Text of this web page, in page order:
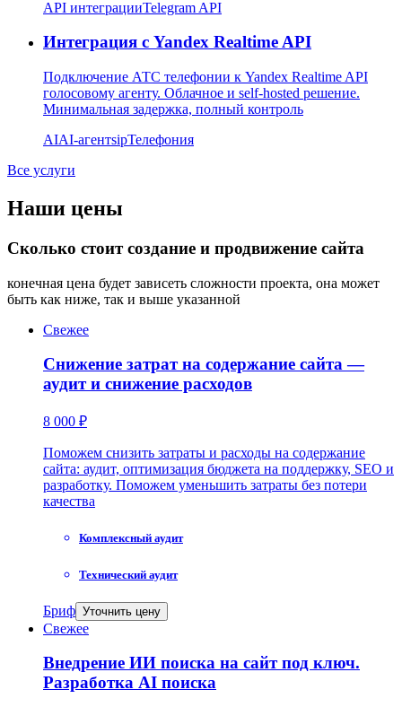
API интеграцииTelegram API
Интеграция с Yandex Realtime API
Подключение АТС телефонии к Yandex Realtime API
голосовому агенту. Облачное и self-hosted решение.
Минимальная задержка, полный контроль
AIAI-агентsipТелефония
Все услуги
Наши цены
Сколько стоит создание и продвижение сайта
конечная цена будет зависеть сложности проекта, она может
быть как ниже, так и выше указанной
Свежее
Снижение затрат на содержание сайта —
аудит и снижение расходов
8 000 ₽
Поможем снизить затраты и расходы на содержание
сайта: аудит, оптимизация бюджета на поддержку, SEO и
разработку. Поможем уменьшить затраты без потери
качества
Комплексный аудит
Технический аудит
Бриф Уточнить цену
Свежее
Внедрение ИИ поиска на сайт под ключ.
Разработка AI поиска